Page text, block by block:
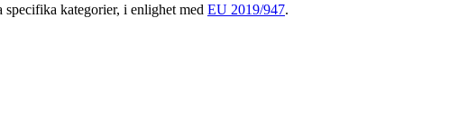
kategorier, i enlighet med EU 2019/947.